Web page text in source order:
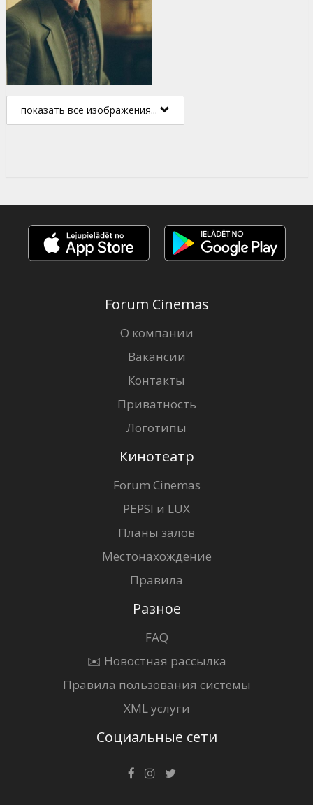
показать все изображения...
Forum Cinemas
О компании
Вакансии
Контакты
Приватность
Логотипы
Кинотеатр
Forum Cinemas
PEPSI и LUX
Планы залов
Местонахождение
Правила
Разное
FAQ
✉️ Новостная рассылка
Правила пользования системы
XML услуги
Социальные сети